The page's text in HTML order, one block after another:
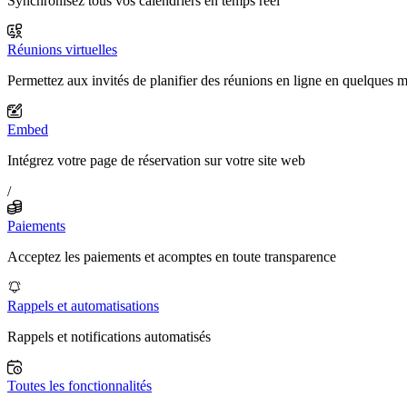
Réunions virtuelles
Permettez aux invités de planifier des réunions en ligne en quelques
Embed
Intégrez votre page de réservation sur votre site web
/
Paiements
Acceptez les paiements et acomptes en toute transparence
Rappels et automatisations
Rappels et notifications automatisés
Toutes les fonctionnalités